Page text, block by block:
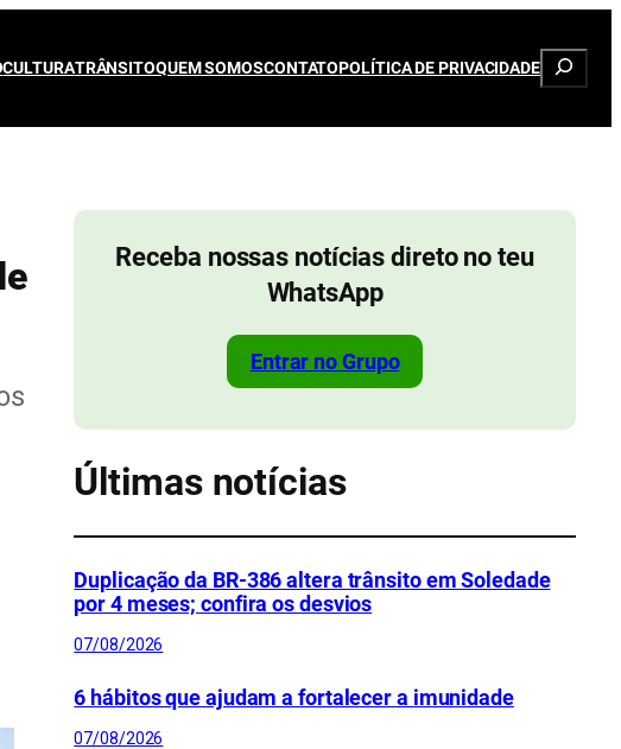
CULTURATRÂNSITOQUEM SOMOSCONTATOPOLÍTICA DE PRIVACIDADE
Receba nossas notícias direto no teu
WhatsApp
Entrar no Grupo
Últimas notícias
Duplicação da BR-386 altera trânsito em Soledade
por 4 meses; confira os desvios
07/08/2026
6 hábitos que ajudam a fortalecer a imunidade
07/08/2026